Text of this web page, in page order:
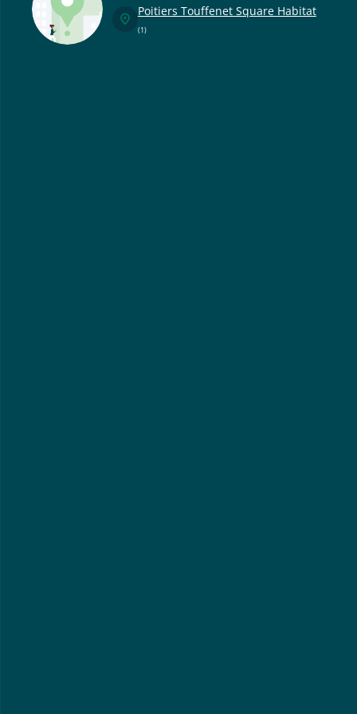
Poitiers Touffenet Square Habitat
(1)